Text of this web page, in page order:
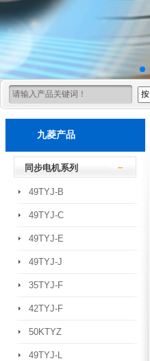
九菱产品
同步电机系列
49TYJ-B
49TYJ-C
49TYJ-E
49TYJ-J
35TYJ-F
42TYJ-F
50KTYZ
49TYJ-L